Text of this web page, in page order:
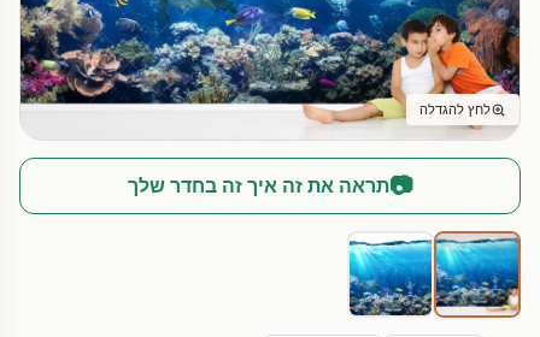
לחץ להגדלה
📷תראה את זה איך זה בחדר שלך